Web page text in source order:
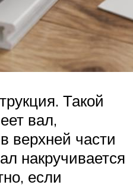
Такой
вал,
верхней части
накручивается
если